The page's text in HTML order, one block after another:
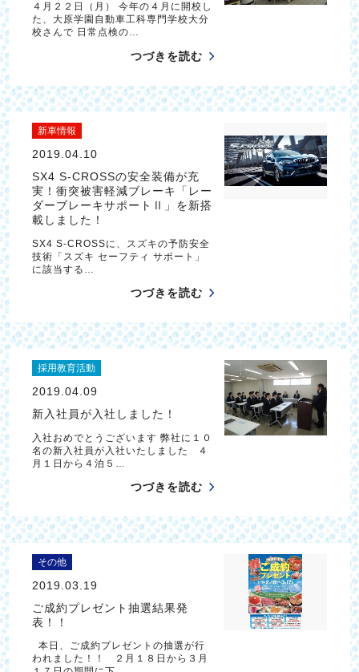
４月２２日（月） 今年の４月に開校し
た、大原学園自動車工科専門学校大分
校さんで 日常点検の…
つづきを読む
新車情報
2019.04.10
SX4 S-CROSSの安全装備が充
実！衝突被害軽減ブレーキ「レー
ダーブレーキサポートⅡ」を新搭
載しました！
SX4 S-CROSSに、スズキの予防安全
技術「スズキ セーフティ サポート」
に該当する…
つづきを読む
採用教育活動
2019.04.09
新入社員が入社しました！
入社おめでとうございます 弊社に１０
名の新入社員が入社いたしました ４
月１日から４泊５…
つづきを読む
その他
2019.03.19
ご成約プレゼント抽選結果発
表！！
本日、ご成約プレゼントの抽選が行
われました！！ ２月１８日から３月